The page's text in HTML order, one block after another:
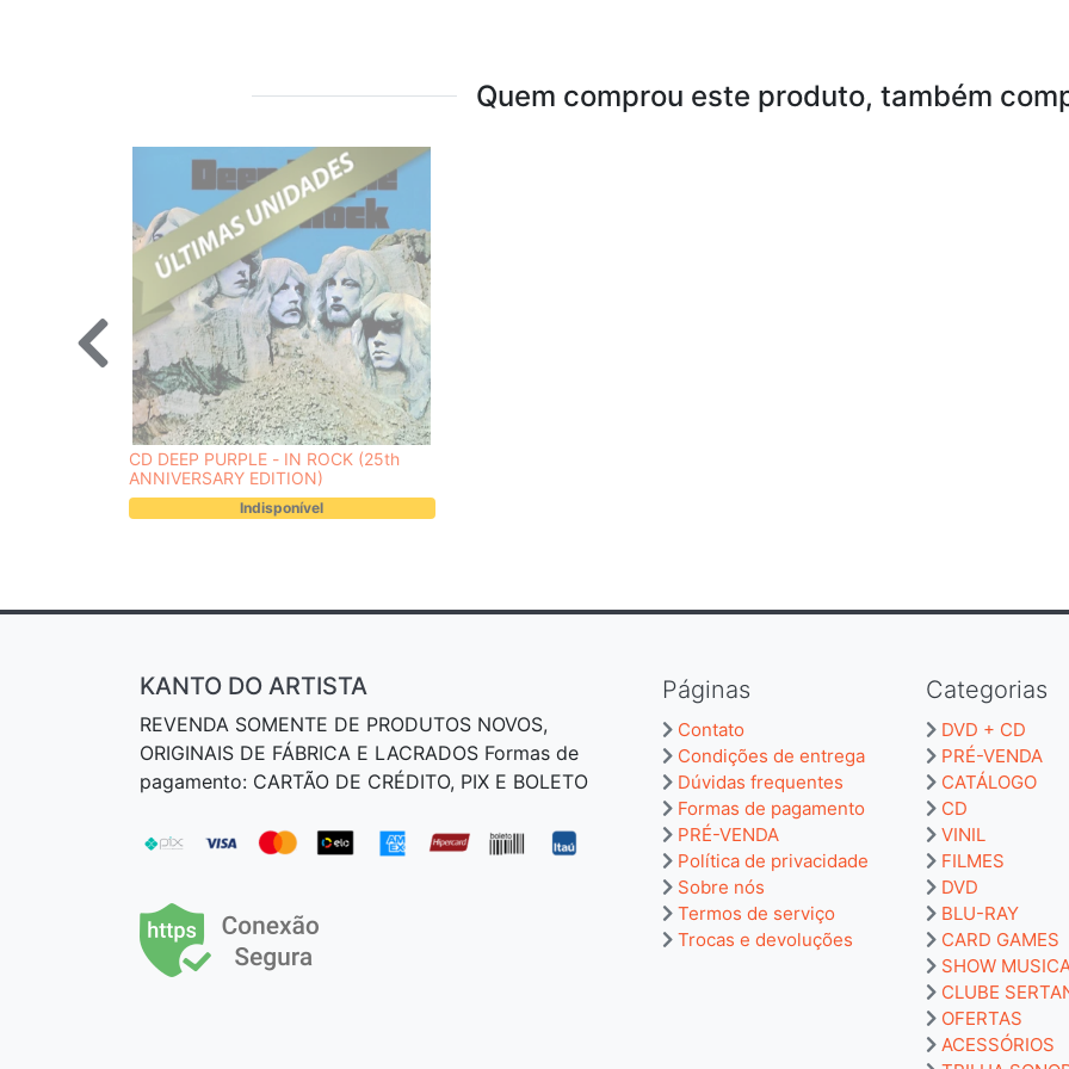
Quem comprou este produto, também
CD DEEP PURPLE - IN ROCK (25th
ANNIVERSARY EDITION)
Indisponível
Páginas
Contato
Condições de entrega
Dúvidas frequentes
Formas de pagamento
PRÉ-VENDA
Política de privacidade
Sobre nós
Termos de serviço
Trocas e devoluções
Categorias
DVD + CD
PRÉ-VENDA
CATÁLOGO
CD
VINIL
FILMES
DVD
BLU-RAY
CARD GAMES
SHOW
CLUBE
OFERTAS
ACESSÓRIOS
KANTO DO ARTISTA
REVENDA SOMENTE DE PRODUTOS NOVOS,
ORIGINAIS DE FÁBRICA E LACRADOS Formas de
pagamento: CARTÃO DE CRÉDITO, PIX E BOLETO